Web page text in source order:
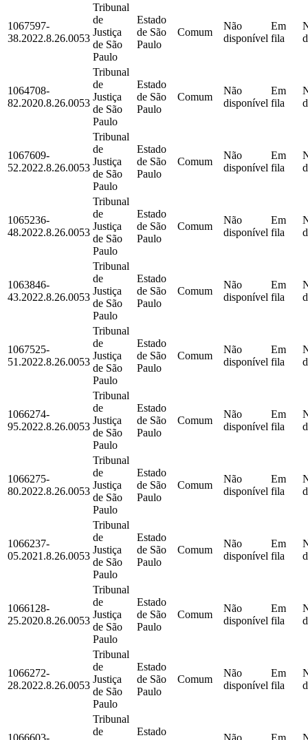
1067597-
38.2022.8.26.0053
Tribunal
de
Justiça
de São
Paulo
Estado
de São
Paulo
Comum
Não
disponível
Em
fila
1064708-
82.2020.8.26.0053
Tribunal
de
Justiça
de São
Paulo
Estado
de São
Paulo
Comum
Não
disponível
Em
fila
1067609-
52.2022.8.26.0053
Tribunal
de
Justiça
de São
Paulo
Estado
de São
Paulo
Comum
Não
disponível
Em
fila
1065236-
48.2022.8.26.0053
Tribunal
de
Justiça
de São
Paulo
Estado
de São
Paulo
Comum
Não
disponível
Em
fila
1063846-
43.2022.8.26.0053
Tribunal
de
Justiça
de São
Paulo
Estado
de São
Paulo
Comum
Não
disponível
Em
fila
1067525-
51.2022.8.26.0053
Tribunal
de
Justiça
de São
Paulo
Estado
de São
Paulo
Comum
Não
disponível
Em
fila
1066274-
95.2022.8.26.0053
Tribunal
de
Justiça
de São
Paulo
Estado
de São
Paulo
Comum
Não
disponível
Em
fila
1066275-
80.2022.8.26.0053
Tribunal
de
Justiça
de São
Paulo
Estado
de São
Paulo
Comum
Não
disponível
Em
fila
1066237-
05.2021.8.26.0053
Tribunal
de
Justiça
de São
Paulo
Estado
de São
Paulo
Comum
Não
disponível
Em
fila
1066128-
25.2020.8.26.0053
Tribunal
de
Justiça
de São
Paulo
Estado
de São
Paulo
Comum
Não
disponível
Em
fila
1066272-
28.2022.8.26.0053
Tribunal
de
Justiça
de São
Paulo
Estado
de São
Paulo
Comum
Não
disponível
Em
fila
1066603-
Tribunal
de
Estado
Não Em